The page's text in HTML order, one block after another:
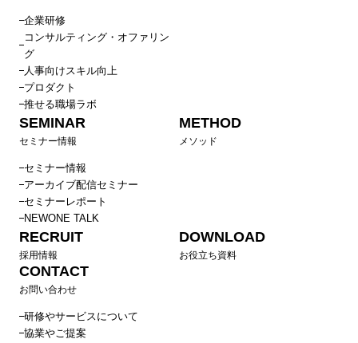
企業研修
コンサルティング・オファリン
グ
人事向けスキル向上
プロダクト
推せる職場ラボ
SEMINAR
セミナー情報
セミナー情報
アーカイブ配信セミナー
セミナーレポート
NEWONE TALK
METHOD
メソッド
RECRUIT
採用情報
DOWNLOAD
お役立ち資料
CONTACT
お問い合わせ
研修やサービスについて
協業やご提案